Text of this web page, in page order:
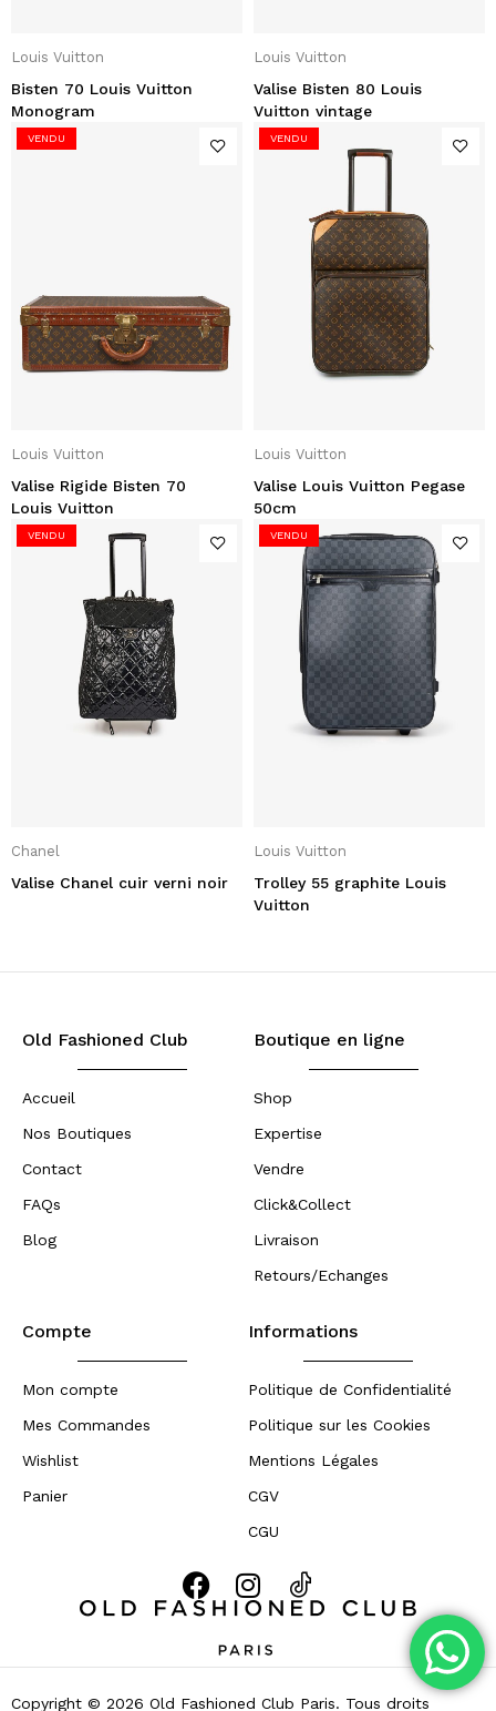
Louis Vuitton
Bisten 70 Louis Vuitton
Monogram
Louis Vuitton
Valise Bisten 80 Louis
Vuitton vintage
VENDU
Louis Vuitton
Valise Rigide Bisten 70
Louis Vuitton
VENDU
Louis Vuitton
Valise Louis Vuitton Pegase
50cm
VENDU
Chanel
Valise Chanel cuir verni noir
VENDU
Louis Vuitton
Trolley 55 graphite Louis
Vuitton
Old Fashioned Club
Accueil
Nos Boutiques
Contact
FAQs
Blog
Boutique en ligne
Shop
Expertise
Vendre
Click&Collect
Livraison
Retours/Echanges
Compte
Mon compte
Mes Commandes
Wishlist
Panier
Informations
Politique de Confidentialité
Politique sur les Cookies
Mentions Légales
CGV
CGU
Copyright © 2026 Old Fashioned Club Paris. Tous droits